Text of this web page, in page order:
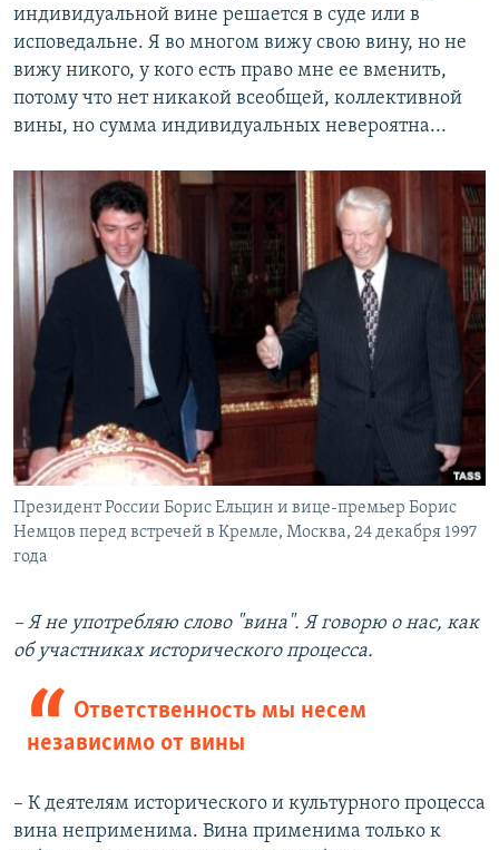
индивидуальной вине решается в суде или в
исповедальне. Я во многом вижу свою вину, но не
вижу никого, у кого есть право мне ее вменить,
потому что нет никакой всеобщей, коллективной
вины, но сумма индивидуальных невероятна...
Президент России Борис Ельцин и вице-премьер Борис
Немцов перед встречей в Кремле, Москва, 24 декабря 1997
года
– Я не употребляю слово "вина". Я говорю о нас, как
об участниках исторического процесса.
Ответственность мы несем
независимо от вины
– К деятелям исторического и культурного процесса
вина неприменима. Вина применима только к